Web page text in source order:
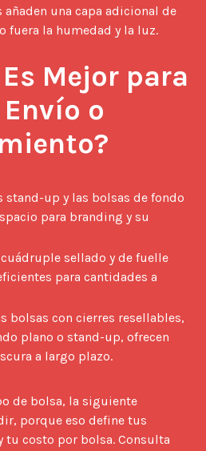
una capa adicional de
fuera la humedad y la luz.
Mejor para
o
stand-up y las bolsas de fondo
para branding y su
sellado y de fuelle
para cantidades a
bolsas con cierres resellables,
plano o stand-up, ofrecen
a largo plazo.
de bolsa, la siguiente
porque eso define tus
tu costo por bolsa. Consulta